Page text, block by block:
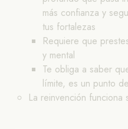
más confianza y
tus fortalezas
Requiere que
y mental
Te obliga a saber
límite, es un punto
La reinvención